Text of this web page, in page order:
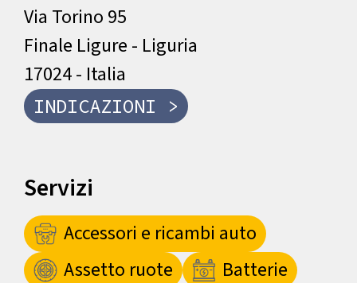
Via Torino 95
Finale Ligure - Liguria
17024 - Italia
INDICAZIONI >
Servizi
Accessori e ricambi auto
Assetto ruote
Batterie